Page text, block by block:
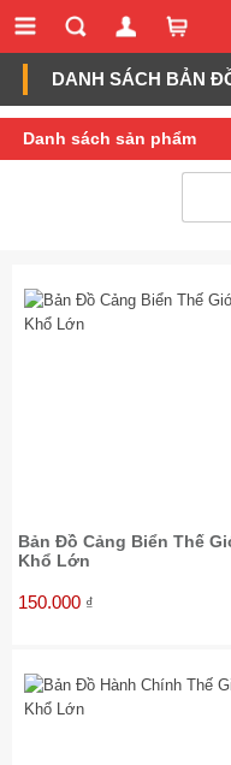
DANH SÁCH BẢN
Danh sách sản phẩm
Bản Đồ Cảng Biển Thế
Khổ Lớn
150.000 ₫